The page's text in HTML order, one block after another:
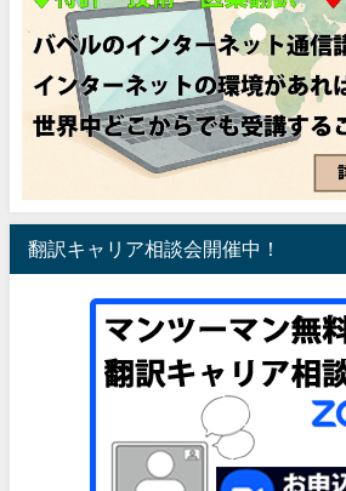
翻訳キャリア相談会開催中！